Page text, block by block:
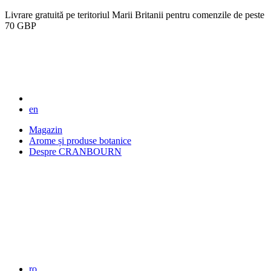
Livrare gratuită pe teritoriul Marii Britanii pentru comenzile de peste
70 GBP
en
Magazin
Arome și produse botanice
Despre CRANBOURN
ro